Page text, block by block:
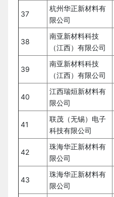
37
杭州华正新材料有
限公司
38
南亚新材料科技
（江西）有限公司
39
南亚新材料科技
（江西）有限公司
40
江西瑞烜新材料有
限公司
41
联茂（无锡）电子
科技有限公司
42
珠海华正新材料有
限公司
43
珠海华正新材料有
限公司